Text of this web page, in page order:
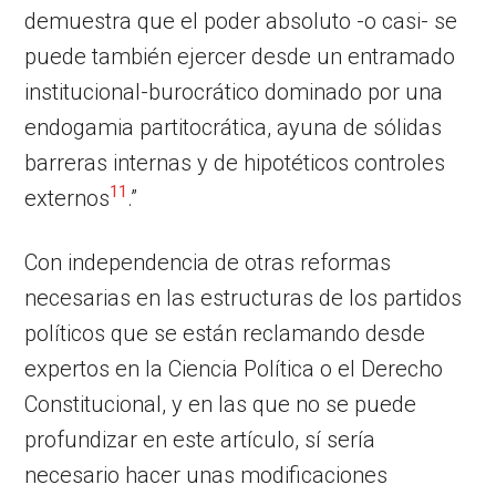
demuestra que el poder absoluto -o casi- se
puede también ejercer desde un entramado
institucional-burocrático dominado por una
endogamia partitocrática, ayuna de sólidas
barreras internas y de hipotéticos controles
externos11 .”
Con independencia de otras reformas
necesarias en las estructuras de los partidos
políticos que se están reclamando desde
expertos en la Ciencia Política o el Derecho
Constitucional, y en las que no se puede
profundizar en este artículo, sí sería
necesario hacer unas modificaciones